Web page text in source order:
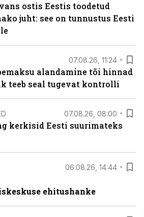
ostis Eestis toodetud
juht: see on tunnustus Eesti
07.08.26, 11:24
alandamine tõi hinnad
teeb seal tugevat kontrolli
07.08.26, 08:00
kerkisid Eesti suurimateks
06.08.26, 14:44
ehitushanke